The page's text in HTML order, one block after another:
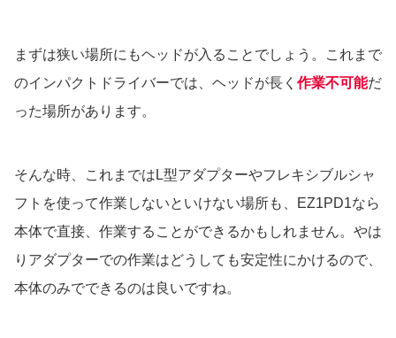
まずは狭い場所にもヘッドが入ることでしょう。これまで
のインパクトドライバーでは、ヘッドが長く 作業不可能だ
った場所があります。
そんな時、これまではL型アダプターやフレキシブルシャ
フトを使って作業しないといけない場所も、EZ1PD1なら
本体で直接、作業することができるかもしれません。やは
りアダプターでの作業はどうしても安定性にかけるので、
本体のみでできるのは良いですね。